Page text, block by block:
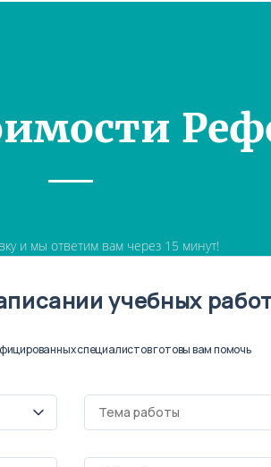
и мы ответим вам через 15 минут!
учебных
специалистов готовы вам помочь